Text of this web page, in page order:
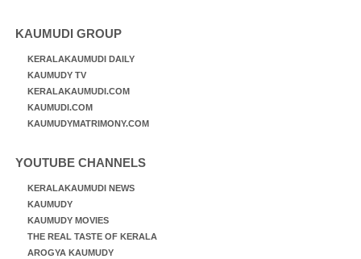
KAUMUDI GROUP
KERALAKAUMUDI DAILY
KAUMUDY TV
KERALAKAUMUDI.COM
KAUMUDI.COM
KAUMUDYMATRIMONY.COM
YOUTUBE CHANNELS
KERALAKAUMUDI NEWS
KAUMUDY
KAUMUDY MOVIES
THE REAL TASTE OF KERALA
AROGYA KAUMUDY